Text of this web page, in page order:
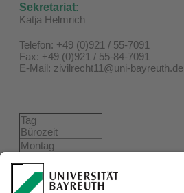
Sekretariat:
Katja Helmrich
Telefon: +49 (0)921 / 55-7091
Fax: +49 (0)921 / 55-84-7091
E-Mail: zivilrecht11@uni-bayreuth.de
Tag
Bürozeit
Montag
Dienstag
08:00 - 12:00 Uhr